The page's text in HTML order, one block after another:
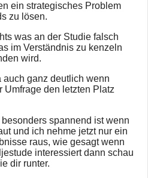
ein strategisches Problem
zu lösen.
was an der Studie falsch
im Verständnis zu kenzeln
wird.
ganz deutlich wenn
Umfrage den letzten Platz
spannend ist wenn
und ich nehme jetzt nur ein
raus, wie gesagt wenn
interessiert dann schau
dir runter.